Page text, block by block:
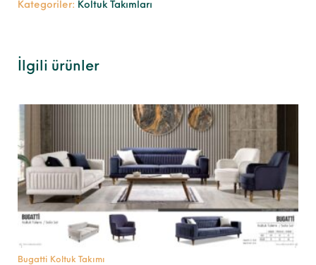
Kategoriler: Koltuk Takımları
İlgili ürünler
Bugatti Koltuk Takımı